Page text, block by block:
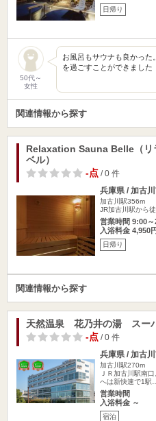
日帰り
50代～
女性
お風呂もサウナも良かった
を過ごすことができました
関連情報から探す
Relaxation Sauna Belle（リ
ベル）
-点/ 0 件
兵庫県 / 加古
加古川駅356m
JR加古川駅から
営業時間 9:00
入浴料金 4,950
日帰り
関連情報から探す
天然温泉 花乃井の湯 スー
-点/ 0 件
兵庫県 / 加古
加古川駅270m
ＪＲ加古川駅南
へは新快速で1駅…
営業時間
入浴料金 ～
宿泊